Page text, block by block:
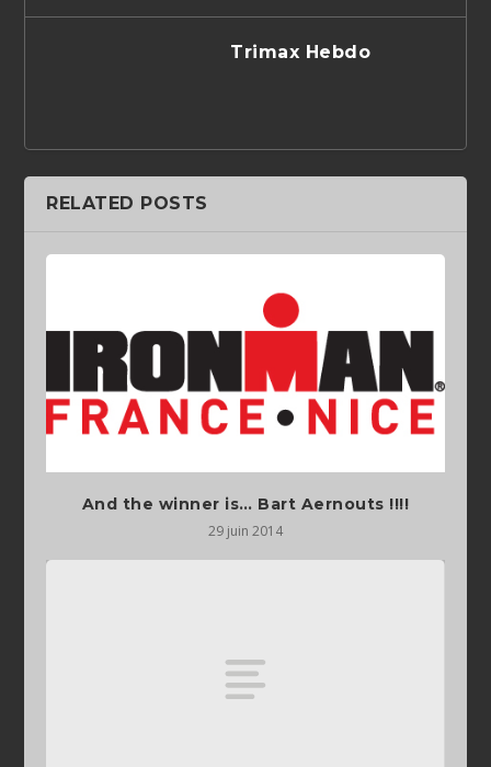
Trimax Hebdo
RELATED POSTS
And the winner is… Bart Aernouts !!!!
29 juin 2014